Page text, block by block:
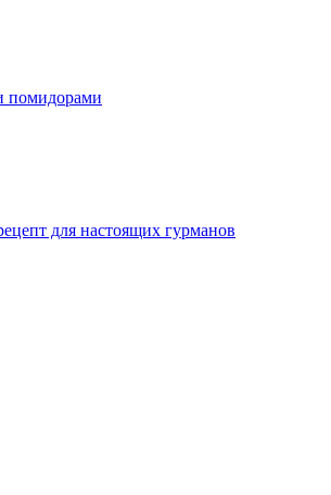
помидорами
для настоящих гурманов